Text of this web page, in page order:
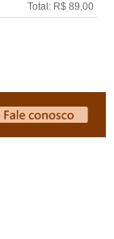
Total: R$ 89,00